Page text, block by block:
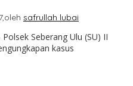
oleh safrullah lubai
Seberang Ulu (SU) II
kasus